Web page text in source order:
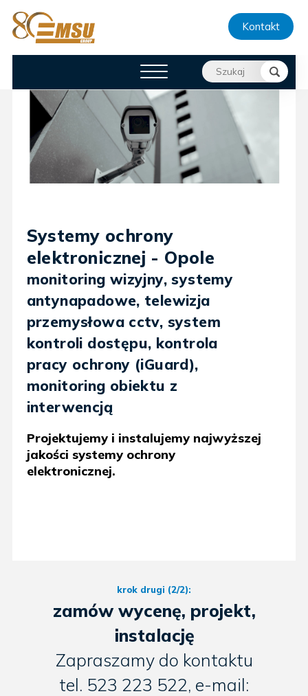
Kontakt
Systemy ochrony
elektronicznej - Opole
monitoring wizyjny, systemy
antynapadowe, telewizja
przemysłowa cctv, system
kontroli dostępu, kontrola
pracy ochrony (iGuard),
monitoring obiektu z
interwencją
Projektujemy i instalujemy najwyższej
jakości systemy ochrony
elektronicznej.
krok drugi (2/2):
zamów wycenę, projekt,
instalację
Zapraszamy do kontaktu
tel. 523 223 522, e-mail: